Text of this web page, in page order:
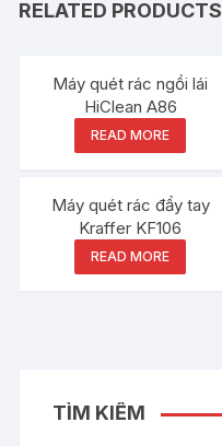
RELATED PRODUCTS
Máy quét rác ngồi lái
HiClean A86
READ MORE
Máy quét rác đẩy tay
Kraffer KF106
READ MORE
TÌM KIẾM